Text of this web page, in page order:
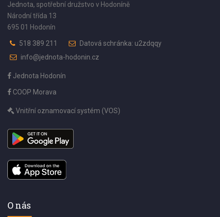
Jednota, spotřební družstvo v Hodoníně
Národní třída 13
695 01 Hodonín
518 389 211
Datová schránka: u2zdqqy
info@jednota-hodonin.cz
Jednota Hodonín
COOP Morava
Vnitřní oznamovací systém (VOS)
O nás